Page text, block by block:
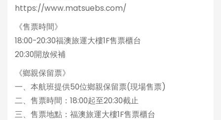
https://www.matsuebs.com/
《售票時間》
18:00-20:30福澳旅運大樓1F售票櫃台
20:30開放候補
《鄉親保留票》
一、本航班提供50位鄉親保留票(現場售票)
二、售票時間：18:00起至20:30截止
三、售票地點：福澳旅運大樓1F售票櫃台